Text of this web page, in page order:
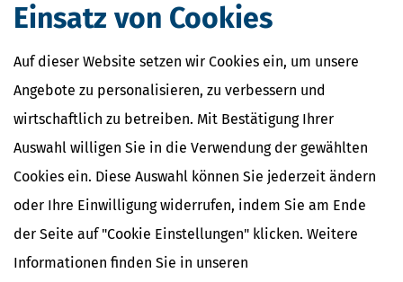
Einsatz von Cookies
Auf dieser Website setzen wir Cookies ein, um unsere
Angebote zu personalisieren, zu verbessern und
wirtschaftlich zu betreiben. Mit Bestätigung Ihrer
Auswahl willigen Sie in die Verwendung der gewählten
Cookies ein. Diese Auswahl können Sie jederzeit ändern
oder Ihre Einwilligung widerrufen, indem Sie am Ende
der Seite auf "Cookie Einstellungen" klicken. Weitere
Informationen finden Sie in unseren
Gesetzes zur Änderung des Kraftfahrzeugsteuer
…